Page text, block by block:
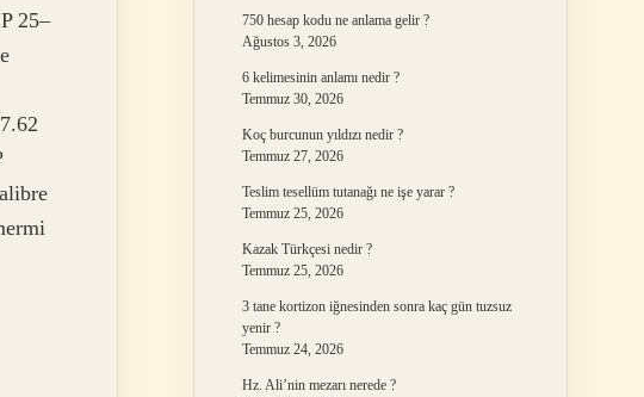
25–
750 hesap kodu ne anlama gelir ?
Ağustos 3, 2026
6 kelimesinin anlamı nedir ?
Temmuz 30, 2026
Koç burcunun yıldızı nedir ?
Temmuz 27, 2026
Teslim tesellüm tutanağı ne işe yarar ?
Temmuz 25, 2026
Kazak Türkçesi nedir ?
Temmuz 25, 2026
3 tane kortizon iğnesinden sonra kaç gün tuzsuz
yenir ?
Temmuz 24, 2026
Hz. Ali’nin mezarı nerede ?